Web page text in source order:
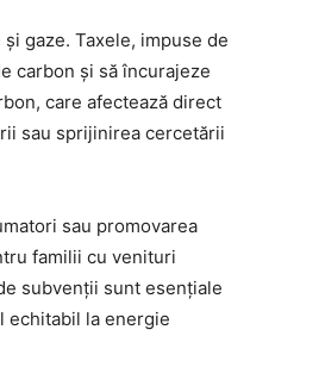
gaze. Taxele, impuse de
carbon și să încurajeze
care afectează direct
sau sprijinirea cercetării
sau promovarea
familii cu venituri
subvenții sunt esențiale
echitabil la energie